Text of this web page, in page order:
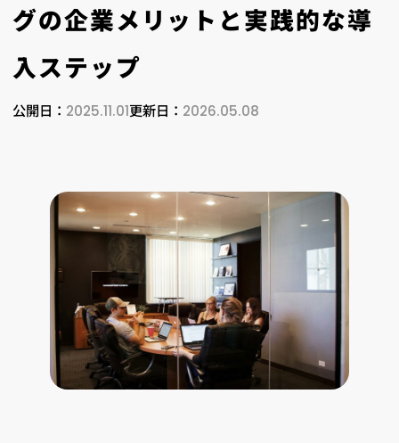
グの企業メリットと実践的な導
入ステップ
公開日： 2025.11.01更新日： 2026.05.08